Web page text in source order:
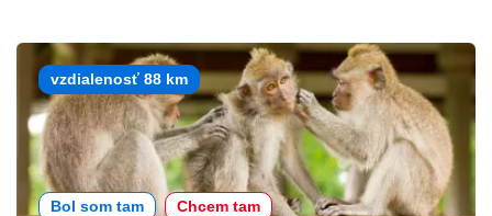
vzdialenosť 88 km
Bol som tam Chcem tam